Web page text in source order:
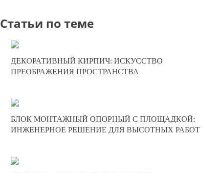
Статьи по теме
0
ДЕКОРАТИВНЫЙ КИРПИЧ: ИСКУССТВО
ПРЕОБРАЖЕНИЯ ПРОСТРАНСТВА
0
БЛОК МОНТАЖНЫЙ ОПОРНЫЙ С ПЛОЩАДКОЙ:
ИНЖЕНЕРНОЕ РЕШЕНИЕ ДЛЯ ВЫСОТНЫХ РАБОТ